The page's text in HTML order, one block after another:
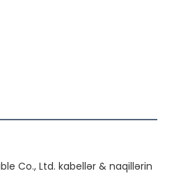
Co., Ltd. kabellər & naqillərin